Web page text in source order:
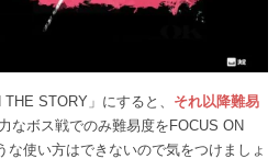
STORY」にすると、 それ以降難易
なボス戦でのみ難易度をFOCUS ON
使い方はできないので気をつけましょ